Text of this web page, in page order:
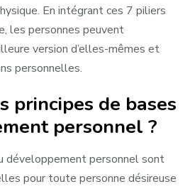
En intégrant ces 7 piliers
les personnes peuvent
version d’elles-mêmes et
personnelles.
principes de bases
personnel ?
développement personnel sont
pour toute personne désireuse